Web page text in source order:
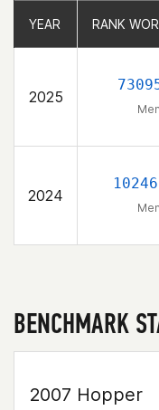
YEAR RANK
2025
Men
2024
Men
YEAR RANK
BENCHMARK
2007 Hopper